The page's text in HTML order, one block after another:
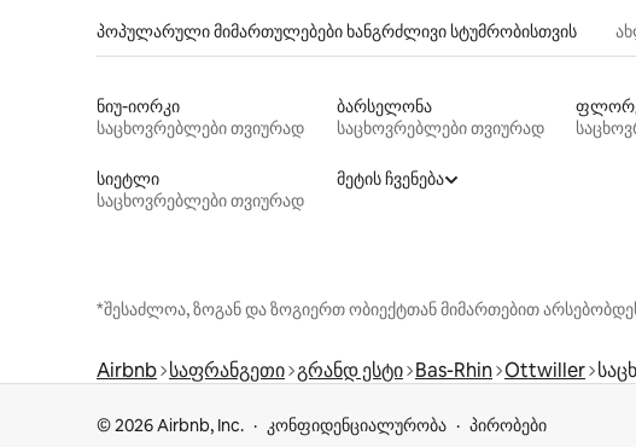
პოპულარული მიმართულებები ხანგრძლივი სტუმრობისთვის
ნიუ-იორკი
საცხოვრებლები თვიურად
ბარსელონა
საცხოვრებლები თვიურად
სიეტლი
საცხოვრებლები თვიურად
მეტის ჩვენება
*შესაძლოა, ზოგან და ზოგიერთ ობიექტთან მიმართებით
Airbnb საფრანგეთი გრანდ ესტი Bas-Rhin Ottwiller
© 2026 Airbnb, Inc. კონფიდენციალურობა პირობები